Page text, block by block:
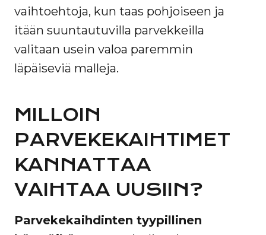
vaihtoehtoja, kun taas pohjoiseen ja
itään suuntautuvilla parvekkeilla
valitaan usein valoa paremmin
läpäiseviä malleja.
MILLOIN
PARVEKEKAIHTIMET
KANNATTAA
VAIHTAA UUSIIN?
Parvekekaihdinten tyypillinen